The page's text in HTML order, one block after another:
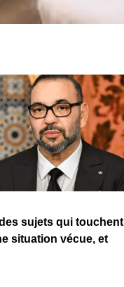
sujets qui touchent
situation vécue, et